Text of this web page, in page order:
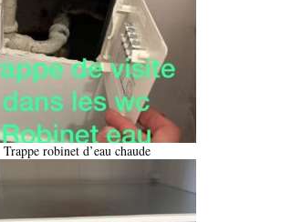
Trappe robinet d’eau chaude